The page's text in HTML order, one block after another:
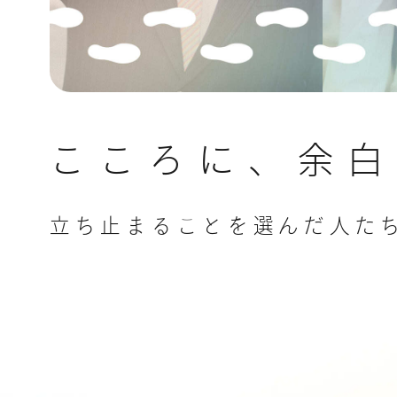
こころに、余
立ち止まることを選んだ人た